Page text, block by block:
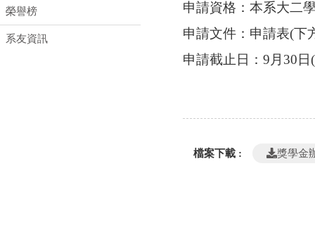
榮譽榜
系友資訊
申請資格：本系大二
申請文件：申請表(下
申請截止日：9月30日
檔案下載 : 獎學金